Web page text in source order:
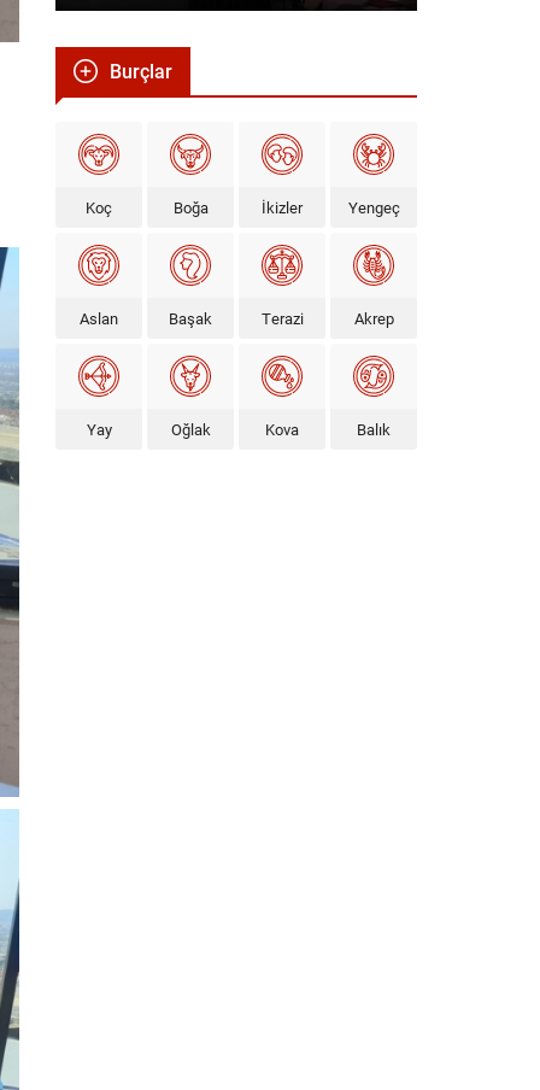
Burçlar
Koç Boğa İkizler Yengeç
Aslan Başak Terazi Akrep
Yay Oğlak Kova Balık